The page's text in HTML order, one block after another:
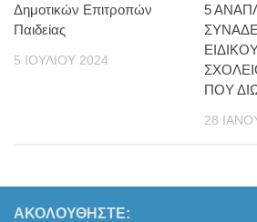
Δημοτικών Επιτροπών
Παιδείας
5 ΙΟΥΛΊΟΥ 2024
5
ΠΟΥ
28
ΑΚΟΛΟΥΘΉΣΤΕ: